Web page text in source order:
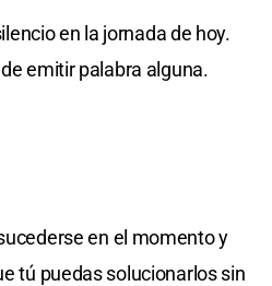
en la jornada de hoy.
emitir palabra alguna.
en el momento y
tú puedas solucionarlos sin